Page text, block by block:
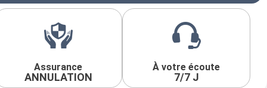
Assurance
ANNULATION
À votre écoute
7/7 J